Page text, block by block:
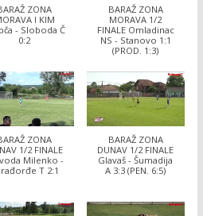
ZONA
I KIM
- Sloboda Č
0:2
BARAŽ ZONA
MORAVA 1/2
FINALE Omladinac
NS - Stanovo 1:1
(PROD. 1:3)
ZONA
1/2 FINALE
Milenko -
T 2:1
BARAŽ ZONA
DUNAV 1/2 FINALE
Glavaš - Šumadija
A 3:3 (PEN. 6:5)